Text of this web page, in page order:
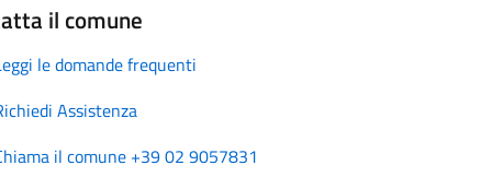
il comune
le domande frequenti
Assistenza
il comune +39 02 9057831